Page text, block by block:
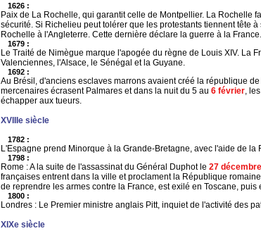
1626 :
Paix de La Rochelle, qui garantit celle de Montpellier. La Rochelle
sécurité. Si Richelieu peut tolérer que les protestants tiennent tête
Rochelle à l'Angleterre. Cette dernière déclare la guerre à la France.
1679 :
Le Traité de Nimègue marque l'apogée du règne de Louis XIV. La
Valenciennes, l'Alsace, le Sénégal et la Guyane.
1692 :
Au Brésil, d'anciens esclaves marrons avaient créé la république
mercenaires écrasent Palmares et dans la nuit du 5 au 6 février,
échapper aux tueurs.
XVIIIe siècle
1782 :
L'Espagne prend Minorque à la Grande-Bretagne, avec l'aide de la
1798 :
Rome : A la suite de l'assassinat du Général Duphot le 27 décembre
françaises entrent dans la ville et proclament la République
de reprendre les armes contre la France, est exilé en Toscane, puis
1800 :
Londres : Le Premier ministre anglais Pitt, inquiet de l'activité des
XIXe siècle